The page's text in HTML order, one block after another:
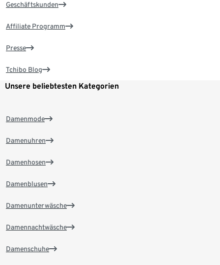
Geschäftskunden
Affiliate Programm
Presse
Tchibo Blog
Unsere beliebtesten Kategorien
Damenmode
Damenuhren
Damenhosen
Damenblusen
Damenunterwäsche
Damennachtwäsche
Damenschuhe